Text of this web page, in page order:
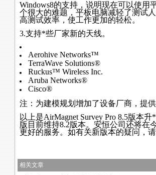
Windows8的支持，说明现在可以使用
个很大的难题，平板电脑减轻了测试
高测试效率，使工作更加的轻松。
3.支持*些厂家新的天线。
Aerohive Networks™
TerraWave Solutions®
Ruckus™ Wireless Inc.
Aruba Networks®
Cisco®
注：为建模规划增加了设备厂商，提供
以上是AirMagnet Survey Pro 8.5版本升*
版目前维持8.2版本。安恒公司还将在
更好的服务。如有关新版本的疑问，
相关文章